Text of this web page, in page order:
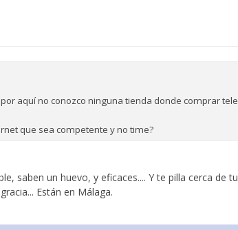
aquí no conozco ninguna tienda donde comprar
que sea competente y no time?
saben un huevo, y eficaces.... Y te pilla cerca de
Están en Málaga.